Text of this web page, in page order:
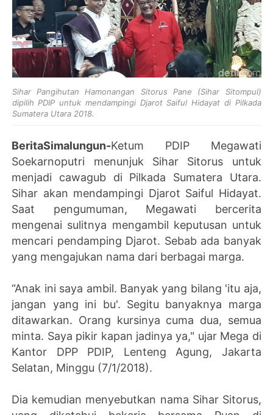
Sihar Pangihutan Hamonangan Sitorus Pane (Sihar Sitompul)
dipilih PDIP untuk mendampingi Djarot Saiful Hidayat di Pilkada
Sumatera Utara 2018.
BeritaSimalungun-Ketum PDIP Megawati
Soekarnoputri menunjuk Sihar Sitorus untuk
menjadi cawagub di Pilkada Sumatera Utara.
Sihar akan mendampingi Djarot Saiful Hidayat.
Saat pengumuman, Megawati bercerita
mengenai sulitnya mengambil keputusan untuk
mencari pendamping Djarot. Sebab ada banyak
yang mengajukan nama dari berbagai marga.
“Anak ini saya ambil. Banyak yang bilang 'itu aja,
jangan yang ini bu'. Segitu banyaknya marga
ditawarkan. Orang kursinya cuma dua, semua
minta. Saya pikir kapan jadinya ya," ujar Mega di
Kantor DPP PDIP, Lenteng Agung, Jakarta
Selatan, Minggu (7/1/2018).
Dia kemudian menyebutkan nama Sihar Sitorus,